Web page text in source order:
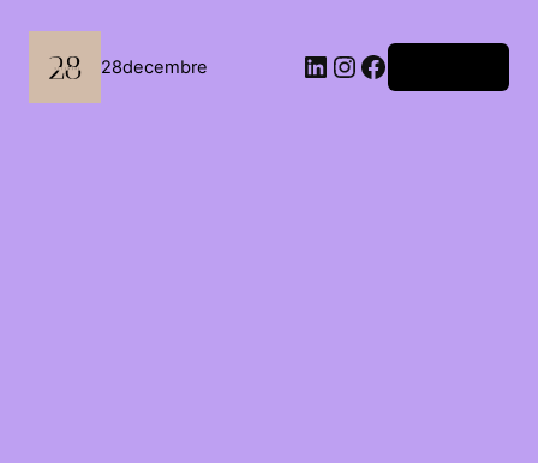
contenu
28decembre LinkedIn
Instagram
Facebook